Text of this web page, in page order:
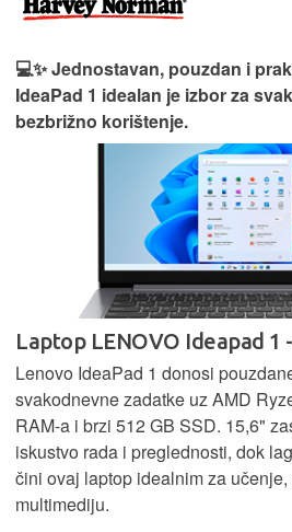
💻✨ Jednostavan, pouzdan i
IdeaPad 1 idealan je izbor za
bezbrižno korištenje.
Laptop LENOVO Ideapad 1
Lenovo IdeaPad 1 donosi
svakodnevne zadatke uz AMD
RAM-a i brzi 512 GB SSD. 15,6"
iskustvo rada i preglednosti, dok
čini ovaj laptop idealnim za
multimediju.